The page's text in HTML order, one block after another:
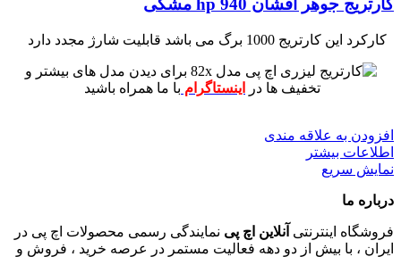
کارتریج جوهر افشان 940 hp مشکی
کارکرد این کارتریج 1000 برگ می باشد قابلیت شارژ مجدد دارد
برای دیدن مدل های بیشتر و
تخفیف ها در
اینستاگرام با ما همراه باشید
افزودن به علاقه مندی
اطلاعات بیشتر
نمایش سریع
درباره ما
فروشگاه اینترنتی آنلاین اچ پی نمایندگی رسمی محصولات اچ پی در
ایران ، با بیش از دو دهه فعالیت مستمر در عرصه خرید ، فروش و